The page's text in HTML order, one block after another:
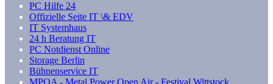
PC Hilfe 24
Offizielle Seite IT \& EDV
IT Systemhaus
24 h Beratung IT
PC Notdienst Online
Storage Berlin
Bühnenservice IT